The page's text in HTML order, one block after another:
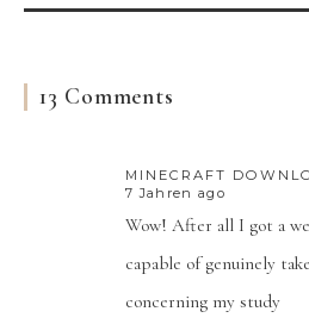
13 Comments
MINECRAFT
7 Jahren ago
Wow! After all I got a
capable of genuinely
concerning my study